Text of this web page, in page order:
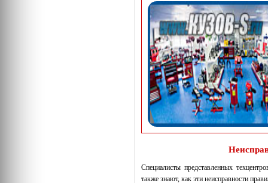
Специалисты представленных
также знают, как эти неисправности